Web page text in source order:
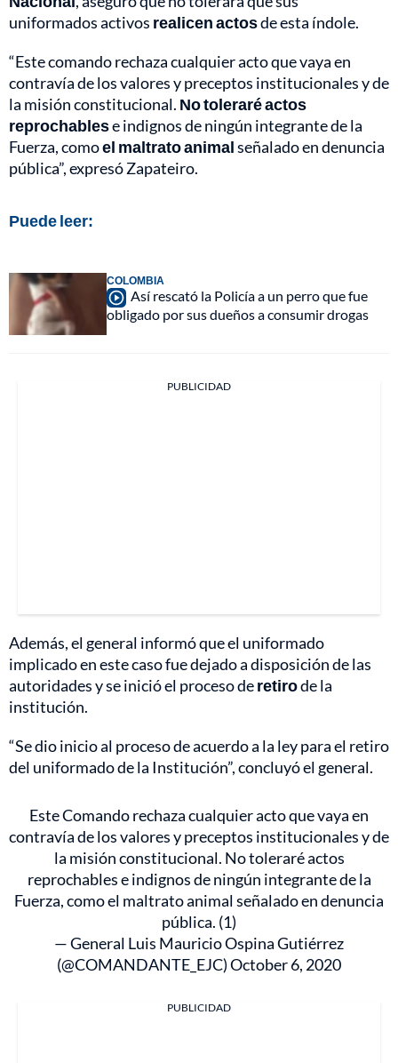
uniformados activos realicen actosde esta índole.
“Este comando rechaza cualquier acto que vaya en
contravía de los valores y preceptos institucionales y de
la misión constitucional. No toleraré actos
reprochablese indignos de ningún integrante de la
Fuerza, comoel maltrato animalseñalado en denuncia
pública”, expresó Zapateiro.
Puede leer:
COLOMBIA
Así rescató la Policía a un perro que fue
obligado por sus dueños a consumir drogas
PUBLICIDAD
Además, el general informó que el uniformado
implicado en este caso fue dejado a disposición de las
autoridades y se inició el proceso deretirode la
institución.
“Se dio inicio al proceso de acuerdo a la ley para el retiro
del uniformado de la Institución”, concluyó el general.
Este Comando rechaza cualquier acto que vaya en
contravía de los valores y preceptos institucionales y de
la misión constitucional. No toleraré actos
reprochables e indignos de ningún integrante de la
Fuerza, como el maltrato animal señalado en denuncia
pública. (1)
— General Luis Mauricio Ospina Gutiérrez
(@COMANDANTE_EJC)October 6, 2020
PUBLICIDAD